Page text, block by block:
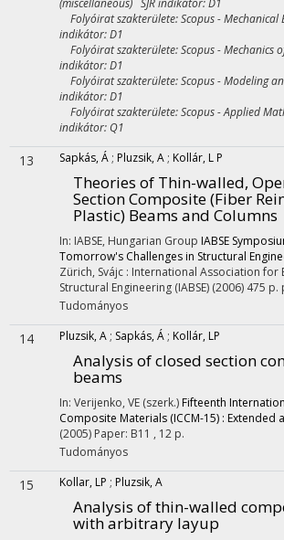
(miscellaneous) SJR indikátor: D1
Folyóirat szakterülete: Scopus - Mechanical
indikátor: D1
Folyóirat szakterülete: Scopus - Mechanics
indikátor: D1
Folyóirat szakterülete: Scopus - Modeling
indikátor: D1
Folyóirat szakterülete: Scopus - Applied
indikátor: Q1
13 Sapkás, Á ; Pluzsik, A ; Kollár, L P
Theories of Thin-walled,
Section Composite (Fiber
Plastic) Beams and Columns
In: IABSE, Hungarian Group IABSE
Tomorrow's Challenges in Structural
Zürich, Svájc : International Association for
Structural Engineering (IABSE) (2006) 475 p.
Tudományos
14 Pluzsik, A ; Sapkás, Á ; Kollár, LP
Analysis of closed section
beams
In: Verijenko, VE (szerk.) Fifteenth
Composite Materials (ICCM-15) : Extended
(2005) Paper: B11 , 12 p.
Tudományos
15 Kollar, LP ; Pluzsik, A
Analysis of thin-walled
with arbitrary layup